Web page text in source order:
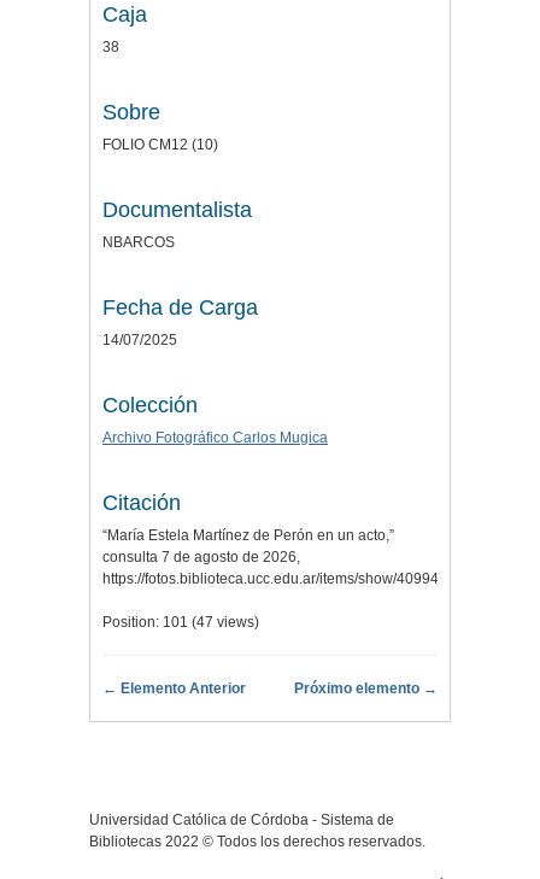
Caja
38
Sobre
FOLIO CM12 (10)
Documentalista
NBARCOS
Fecha de Carga
14/07/2025
Colección
Archivo Fotográfico Carlos Mugica
Citación
“María Estela Martínez de Perón en un acto,”
consulta 7 de agosto de 2026,
https://fotos.biblioteca.ucc.edu.ar/items/show/40994
Position: 101 (47 views)
← Elemento Anterior Próximo elemento →
Universidad Católica de Córdoba - Sistema de
Bibliotecas 2022 © Todos los derechos reservados.